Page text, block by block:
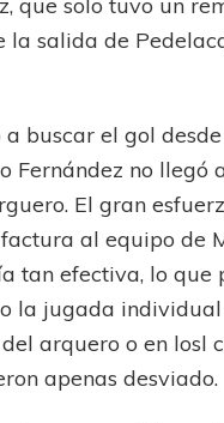
la salida de
buscar el gol
Fernández no
El gran
al equipo de
tan efectiva, lo
la jugada
arquero o en losl
apenas desviado.